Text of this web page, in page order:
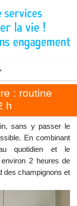
: routine
h
sans y passer le
En combinant
quotidien et le
2 heures de
des champignons et